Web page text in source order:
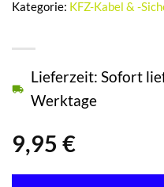
9,95 €
Lieferzeit: Sofort
Werktage
Kategorie: KFZ-Kabel & -